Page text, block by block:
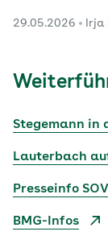
29.05.2026 Irja
Stegemann in
Lauterbach
Presseinfo
BMG-Infos